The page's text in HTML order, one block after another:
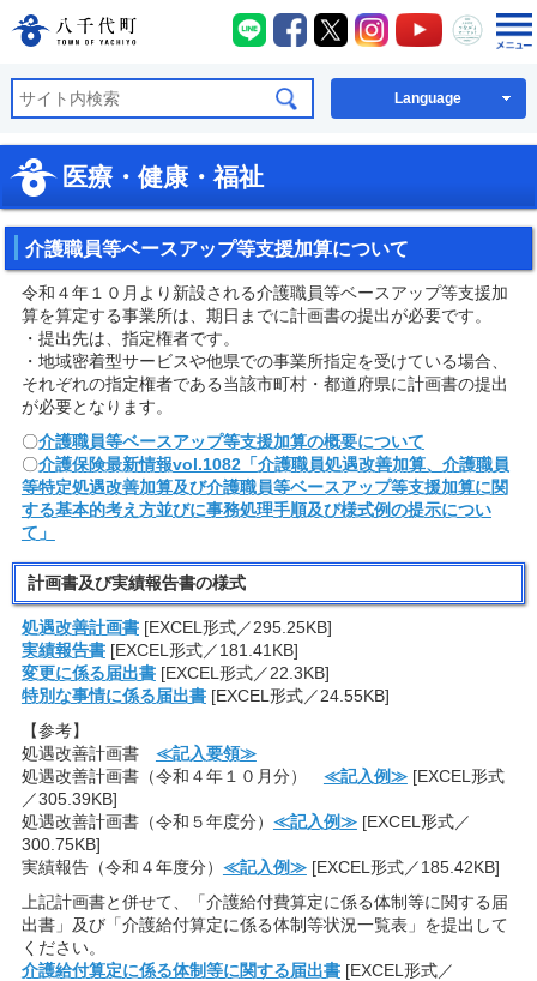
八千代町公式ホームページ
八千代町LINE
八千代町Facebook
八千代町X八千代町Instagram
八千代町
八千
Language
医療・健康・福祉
介護職員等ベースアップ等支援加算について
令和４年１０月より新設される介護職員等ベースアップ等支援加
算を算定する事業所は、期日までに計画書の提出が必要です。
・提出先は、指定権者です。
・地域密着型サービスや他県での事業所指定を受けている場合、
それぞれの指定権者である当該市町村・都道府県に計画書の提出
が必要となります。
〇介護職員等ベースアップ等支援加算の概要について
〇介護保険最新情報vol.1082「介護職員処遇改善加算、介護職員
等特定処遇改善加算及び介護職員等ベースアップ等支援加算に関
する基本的考え方並びに事務処理手順及び様式例の提示につい
て」
計画書及び実績報告書の様式
処遇改善計画書[EXCEL形式／295.25KB]
実績報告書[EXCEL形式／181.41KB]
変更に係る届出書[EXCEL形式／22.3KB]
特別な事情に係る届出書[EXCEL形式／24.55KB]
【参考】
処遇改善計画書 ≪記入要領≫
処遇改善計画書（令和４年１０月分） ≪記入例≫[EXCEL形式
／305.39KB]
処遇改善計画書（令和５年度分） ≪記入例≫[EXCEL形式／
300.75KB]
実績報告（令和４年度分） ≪記入例≫[EXCEL形式／185.42KB]
上記計画書と併せて、「介護給付費算定に係る体制等に関する届
出書」及び「介護給付算定に係る体制等状況一覧表」を提出して
ください。
介護給付算定に係る体制等に関する届出書[EXCEL形式／